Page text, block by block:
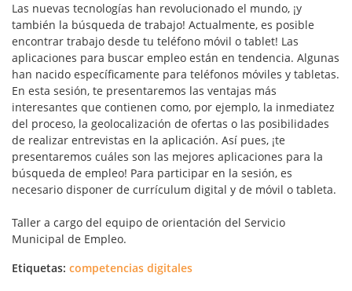
Las nuevas tecnologías han revolucionado el mundo, ¡y
también la búsqueda de trabajo! Actualmente, es posible
encontrar trabajo desde tu teléfono móvil o tablet! Las
aplicaciones para buscar empleo están en tendencia. Algunas
han nacido específicamente para teléfonos móviles y tabletas.
En esta sesión, te presentaremos las ventajas más
interesantes que contienen como, por ejemplo, la inmediatez
del proceso, la geolocalización de ofertas o las posibilidades
de realizar entrevistas en la aplicación. Así pues, ¡te
presentaremos cuáles son las mejores aplicaciones para la
búsqueda de empleo! Para participar en la sesión, es
necesario disponer de currículum digital y de móvil o tableta.
Taller a cargo del equipo de orientación del Servicio
Municipal de Empleo.
Etiquetas: competencias digitales